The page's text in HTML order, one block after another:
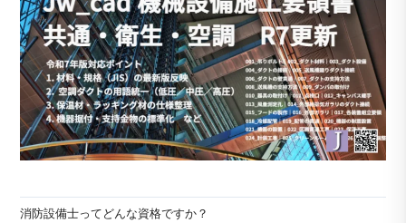
消防設備士ってどんな資格ですか？